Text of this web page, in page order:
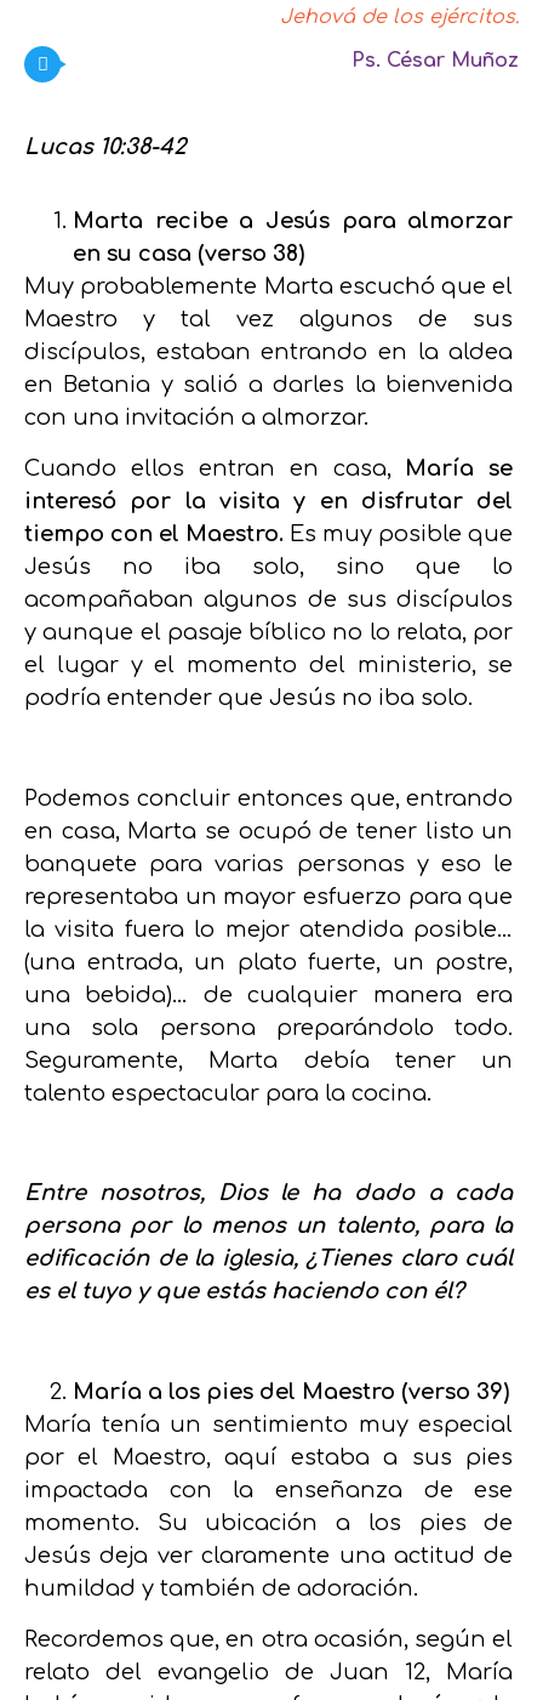
Jehová de los ejércitos.
Ps. César Muñoz
Lucas 10:38-42
Marta recibe a Jesús para almorzar
en su casa (verso 38)
Muy probablemente Marta escuchó que el
Maestro y tal vez algunos de sus
discípulos, estaban entrando en la aldea
en Betania y salió a darles la bienvenida
con una invitación a almorzar.
Cuando ellos entran en casa, María se
interesó por la visita y en disfrutar del
tiempo con el Maestro. Es muy posible que
Jesús no iba solo, sino que lo
acompañaban algunos de sus discípulos
y aunque el pasaje bíblico no lo relata, por
el lugar y el momento del ministerio, se
podría entender que Jesús no iba solo.
Podemos concluir entonces que, entrando
en casa, Marta se ocupó de tener listo un
banquete para varias personas y eso le
representaba un mayor esfuerzo para que
la visita fuera lo mejor atendida posible…
(una entrada, un plato fuerte, un postre,
una bebida)… de cualquier manera era
una sola persona preparándolo todo.
Seguramente, Marta debía tener un
talento espectacular para la cocina.
Entre nosotros, Dios le ha dado a cada
persona por lo menos un talento, para la
edificación de la iglesia, ¿Tienes claro cuál
es el tuyo y que estás haciendo con él?
María a los pies del Maestro (verso 39)
María tenía un sentimiento muy especial
por el Maestro, aquí estaba a sus pies
impactada con la enseñanza de ese
momento. Su ubicación a los pies de
Jesús deja ver claramente una actitud de
humildad y también de adoración.
Recordemos que, en otra ocasión, según el
relato del evangelio de Juan 12, María